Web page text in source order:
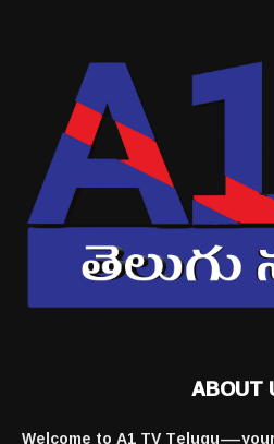
ABOUT
Welcome to A1 TV